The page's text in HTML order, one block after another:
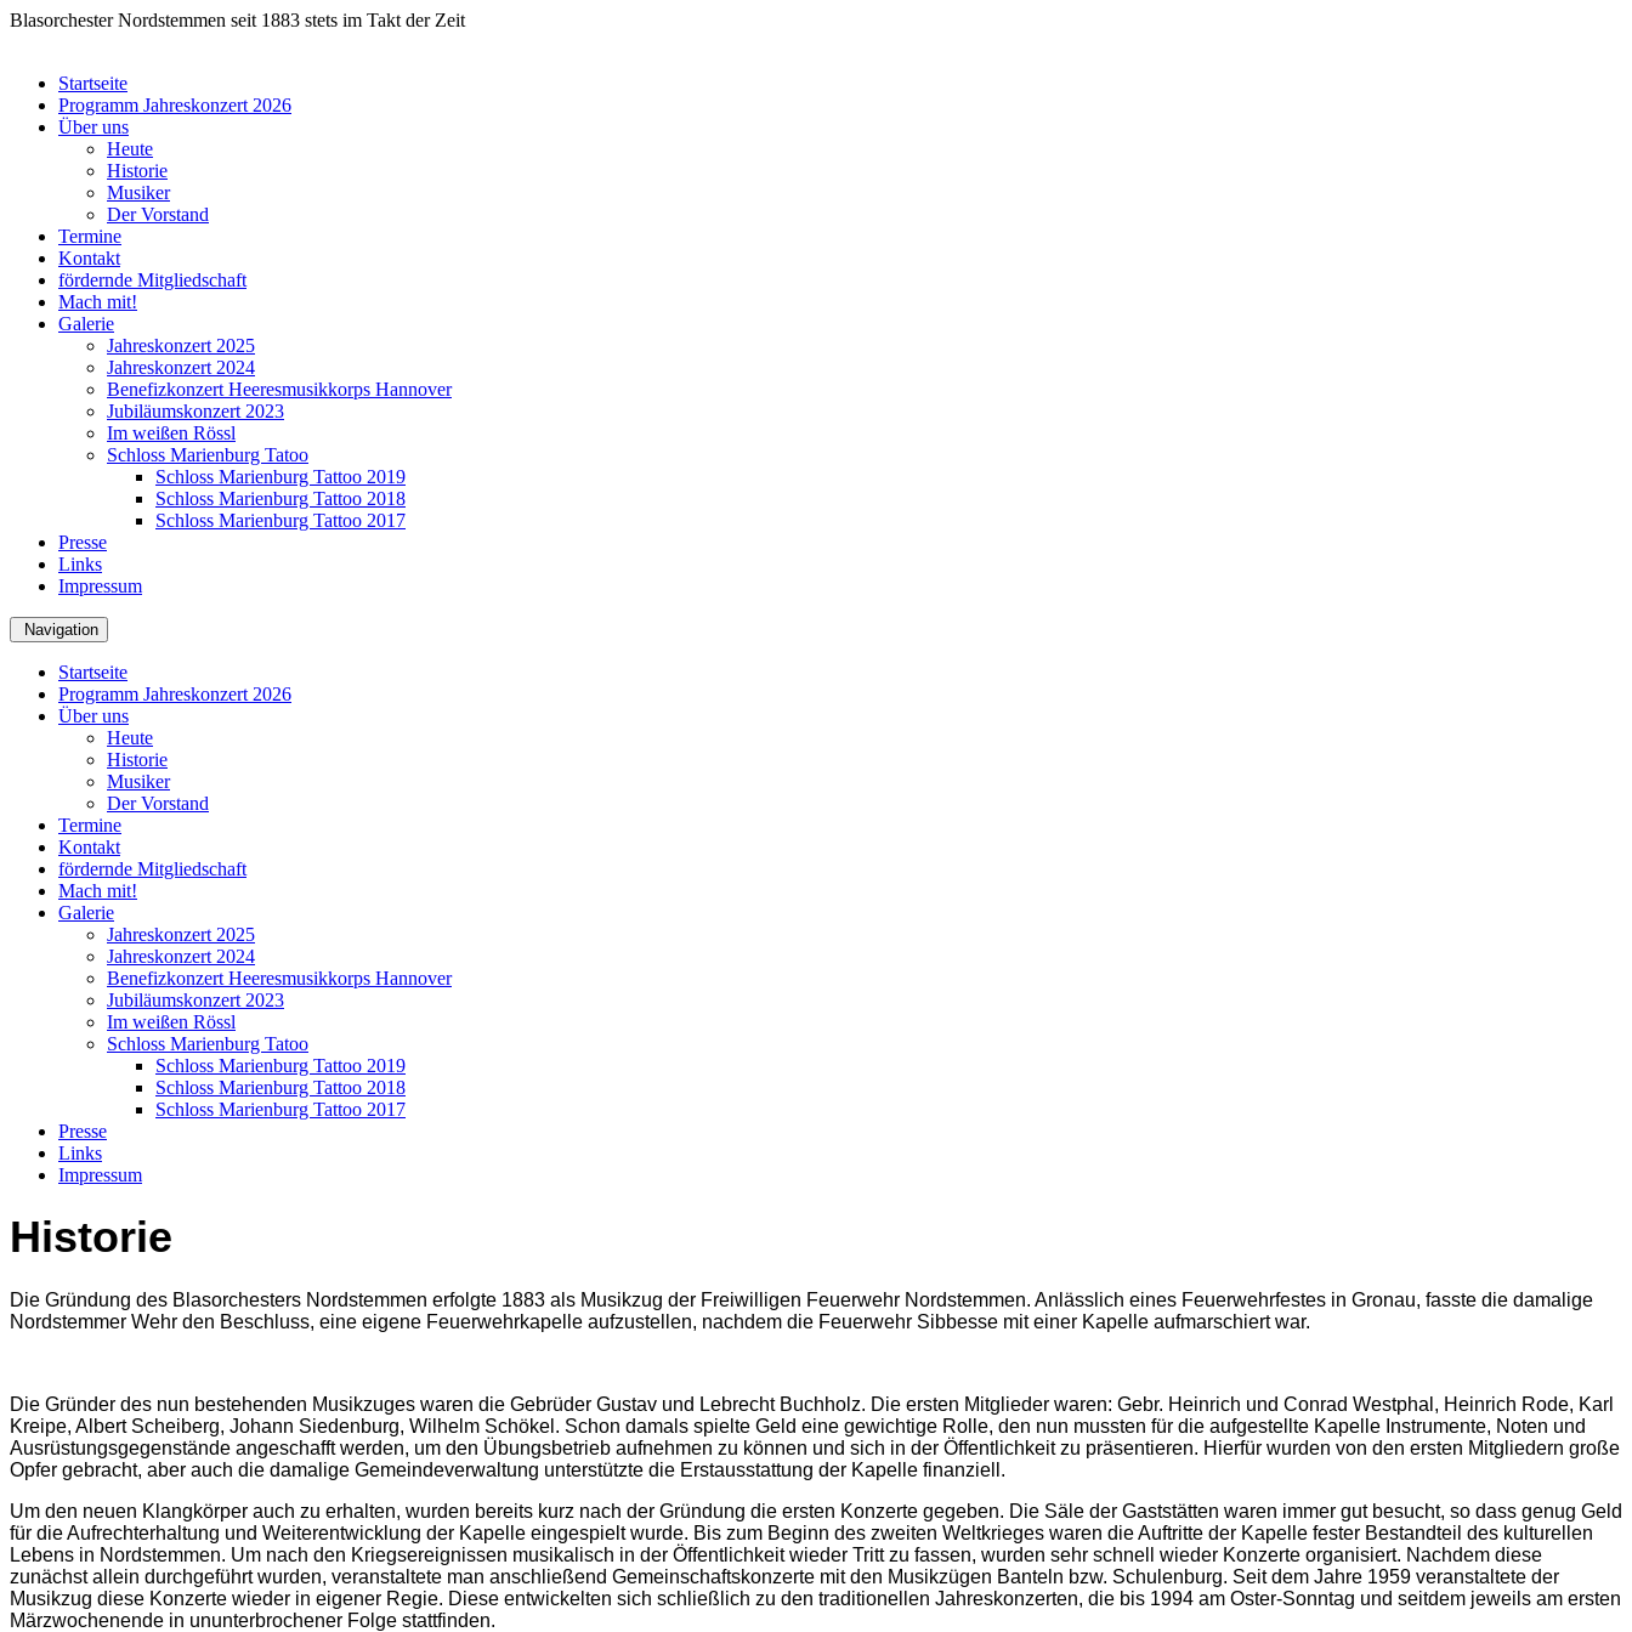
Blasorchester Nordstemmen seit 1883 stets im Takt der Zeit
Startseite
Programm Jahreskonzert 2026
Über uns
Heute
Historie
Musiker
Der Vorstand
Termine
Kontakt
fördernde Mitgliedschaft
Mach mit!
Galerie
Jahreskonzert 2025
Jahreskonzert 2024
Benefizkonzert Heeresmusikkorps Hannover
Jubiläumskonzert 2023
Im weißen Rössl
Schloss Marienburg Tatoo
Schloss Marienburg Tattoo 2019
Schloss Marienburg Tattoo 2018
Schloss Marienburg Tattoo 2017
Presse
Links
Impressum
Navigation
Startseite
Programm Jahreskonzert 2026
Über uns
Heute
Historie
Musiker
Der Vorstand
Termine
Kontakt
fördernde Mitgliedschaft
Mach mit!
Galerie
Jahreskonzert 2025
Jahreskonzert 2024
Benefizkonzert Heeresmusikkorps Hannover
Jubiläumskonzert 2023
Im weißen Rössl
Schloss Marienburg Tatoo
Schloss Marienburg Tattoo 2019
Schloss Marienburg Tattoo 2018
Schloss Marienburg Tattoo 2017
Presse
Links
Impressum
Historie
Die Gründung des Blasorchesters Nordstemmen erfolgte 1883 als Musikzug der Freiwilligen Feuerwehr Nordstemmen. Anlässlich eines Feuerwehrfestes in Gronau, fasste die damalige
Nordstemmer Wehr den Beschluss, eine eigene Feuerwehrkapelle aufzustellen, nachdem die Feuerwehr Sibbesse mit einer Kapelle aufmarschiert war.
Die Gründer des nun bestehenden Musikzuges waren die Gebrüder Gustav und Lebrecht Buchholz. Die ersten Mitglieder waren: Gebr. Heinrich und Conrad Westphal, Heinrich Rode, Karl
Kreipe, Albert Scheiberg, Johann Siedenburg, Wilhelm Schökel. Schon damals spielte Geld eine gewichtige Rolle, den nun mussten für die aufgestellte Kapelle Instrumente, Noten und
Ausrüstungsgegenstände angeschafft werden, um den Übungsbetrieb aufnehmen zu können und sich in der Öffentlichkeit zu präsentieren. Hierfür wurden von den ersten Mitgliedern große
Opfer gebracht, aber auch die damalige Gemeindeverwaltung unterstützte die Erstausstattung der Kapelle finanziell.
Um den neuen Klangkörper auch zu erhalten, wurden bereits kurz nach der Gründung die ersten Konzerte gegeben. Die Säle der Gaststätten waren immer gut besucht, so dass genug Geld
für die Aufrechterhaltung und Weiterentwicklung der Kapelle eingespielt wurde. Bis zum Beginn des zweiten Weltkrieges waren die Auftritte der Kapelle fester Bestandteil des kulturellen
Lebens in Nordstemmen. Um nach den Kriegsereignissen musikalisch in der Öffentlichkeit wieder Tritt zu fassen, wurden sehr schnell wieder Konzerte organisiert. Nachdem diese
zunächst allein durchgeführt wurden, veranstaltete man anschließend Gemeinschaftskonzerte mit den Musikzügen Banteln bzw. Schulenburg. Seit dem Jahre 1959 veranstaltete der
Musikzug diese Konzerte wieder in eigener Regie. Diese entwickelten sich schließlich zu den traditionellen Jahreskonzerten, die bis 1994 am Oster-Sonntag und seitdem jeweils am ersten
Märzwochenende in ununterbrochener Folge stattfinden.